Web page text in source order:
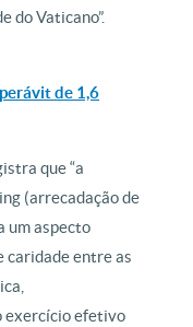
do Vaticano”.
de 1,6
que “a
(arrecadação de
um aspecto
caridade entre as
exercício efetivo